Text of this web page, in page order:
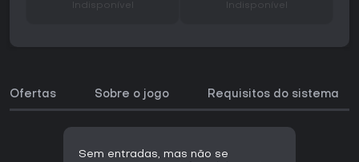
Indisponível Indisponível
Ofertas Sobre o jogo Requisitos do sistema
Sem entradas, mas não se